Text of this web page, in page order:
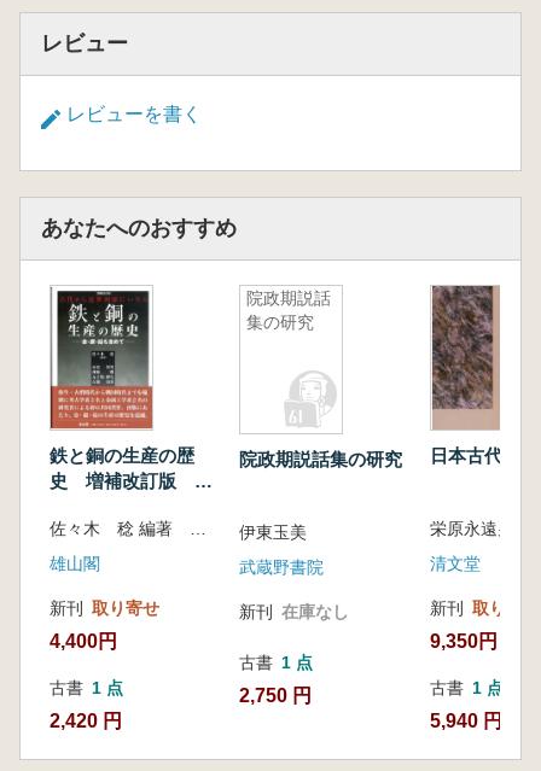
レビュー
レビューを書く
あなたへのおすすめ
鉄と銅の生産の歴
史 増補改訂版 古
たる 金・銀・鉛も
含めて
雄山閣
新刊 取り寄せ
4,400円
古書 1 点
2,420 円
院政期説話
集の研究
院政期説話集の研究
伊東玉美
武蔵野書院
新刊 在庫なし
古書 1 点
2,750 円
日本古代銭
栄原永遠男
清文堂
新刊 取り寄せ
9,350円
古書 1 点
5,940 円